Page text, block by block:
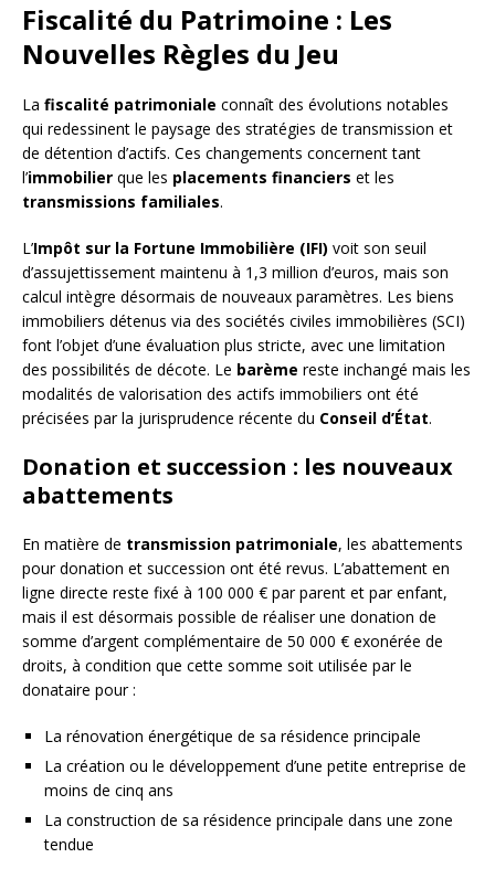
Fiscalité du Patrimoine : Les
Nouvelles Règles du Jeu
La fiscalité patrimoniale connaît des évolutions notables
qui redessinent le paysage des stratégies de transmission et
de détention d’actifs. Ces changements concernent tant
l’immobilier que les placements financiers et les
transmissions familiales.
L’Impôt sur la Fortune Immobilière (IFI) voit son seuil
d’assujettissement maintenu à 1,3 million d’euros, mais son
calcul intègre désormais de nouveaux paramètres. Les biens
immobiliers détenus via des sociétés civiles immobilières (SCI)
font l’objet d’une évaluation plus stricte, avec une limitation
des possibilités de décote. Le barème reste inchangé mais les
modalités de valorisation des actifs immobiliers ont été
précisées par la jurisprudence récente du Conseil d’État.
Donation et succession : les nouveaux
abattements
En matière de transmission patrimoniale, les abattements
pour donation et succession ont été revus. L’abattement en
ligne directe reste fixé à 100 000 € par parent et par enfant,
mais il est désormais possible de réaliser une donation de
somme d’argent complémentaire de 50 000 € exonérée de
droits, à condition que cette somme soit utilisée par le
donataire pour :
La rénovation énergétique de sa résidence principale
La création ou le développement d’une petite entreprise de
moins de cinq ans
La construction de sa résidence principale dans une zone
tendue